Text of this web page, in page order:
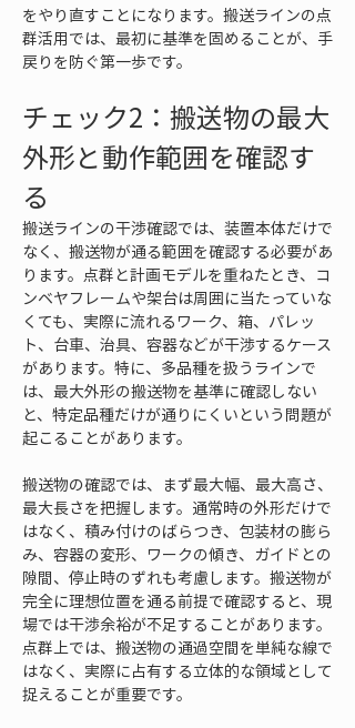
をやり直すことになります。搬送ラインの点
群活用では、最初に基準を固めることが、手
戻りを防ぐ第一歩です。
チェック2：搬送物の最大
外形と動作範囲を確認す
る
搬送ラインの干渉確認では、装置本体だけで
なく、搬送物が通る範囲を確認する必要があ
ります。点群と計画モデルを重ねたとき、コ
ンベヤフレームや架台は周囲に当たっていな
くても、実際に流れるワーク、箱、パレッ
ト、台車、治具、容器などが干渉するケース
があります。特に、多品種を扱うラインで
は、最大外形の搬送物を基準に確認しない
と、特定品種だけが通りにくいという問題が
起こることがあります。
搬送物の確認では、まず最大幅、最大高さ、
最大長さを把握します。通常時の外形だけで
はなく、積み付けのばらつき、包装材の膨ら
み、容器の変形、ワークの傾き、ガイドとの
隙間、停止時のずれも考慮します。搬送物が
完全に理想位置を通る前提で確認すると、現
場では干渉余裕が不足することがあります。
点群上では、搬送物の通過空間を単純な線で
はなく、実際に占有する立体的な領域として
捉えることが重要です。